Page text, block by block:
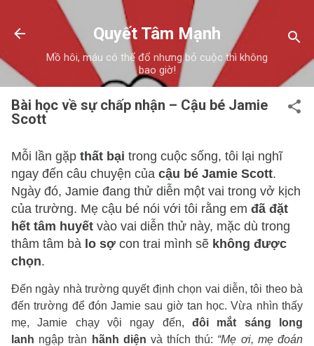
Chuyển đến nội dung chính
Quyết Tâm Mạnh
Mồ hôi, máu có thể đổ nhưng bỏ cuộc thì không
bao giờ!
Bài học về sự chấp nhận – Cậu bé Jamie
Scott
Mỗi lần gặp thất bại trong cuộc sống, tôi lại nghĩ
ngay đến câu chuyện của cậu bé Jamie Scott.
Ngày đó, Jamie đang thử diễn một vai trong vở kịch
của trường. Mẹ cậu bé nói với tôi rằng em đã đặt
hết tâm huyết vào vai diễn thử này, mặc dù trong
thâm tâm bà lo sợ con trai mình sẽ không được
chọn.
Đến ngày nhà trường quyết định chọn vai diễn, tôi theo bà
đến trường để đón Jamie sau giờ tan học. Vừa nhìn thấy
mẹ, Jamie chạy vội ngay đến, đôi mắt sáng long
lanh ngập tràn hãnh diện và thích thú: “Mẹ ơi, mẹ đoán